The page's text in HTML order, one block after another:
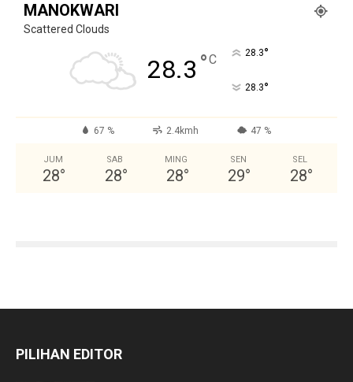
MANOKWARI
Scattered Clouds
28.3 °C 28.3°
28.3°
67 % 2.4kmh 47 %
JUM
28°
SAB
28°
MING
28°
SEN
29°
SEL
28°
PILIHAN EDITOR